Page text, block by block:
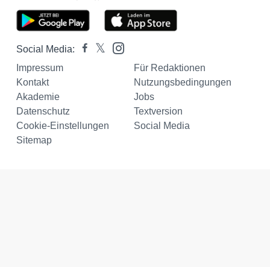
Social Media:
Impressum
Für Redaktionen
Kontakt
Nutzungsbedingungen
Akademie
Jobs
Datenschutz
Textversion
Cookie-Einstellungen
Social Media
Sitemap